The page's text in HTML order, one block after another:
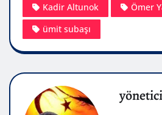
Kadir Altunok
Ömer
ümit subaşı
yönetici